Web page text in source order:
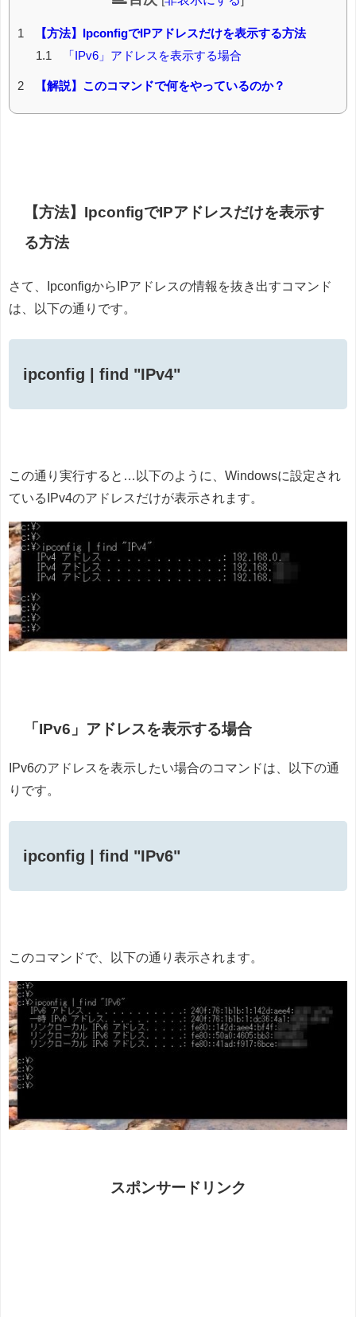
1
【方法】IpconfigでIPアドレスだけを表示する方法
1.1
「IPv6」アドレスを表示する場合
2 【解説】このコマンドで何をやっているのか？
【方法】IpconfigでIPアドレスだけを表示す
る方法
さて、IpconfigからIPアドレスの情報を抜き出すコマンド
は、以下の通りです。
ipconfig | find "IPv4"
この通り実行すると…以下のように、Windowsに設定され
ているIPv4のアドレスだけが表示されます。
「IPv6」アドレスを表示する場合
IPv6のアドレスを表示したい場合のコマンドは、以下の通
りです。
ipconfig | find "IPv6"
このコマンドで、以下の通り表示されます。
スポンサードリンク